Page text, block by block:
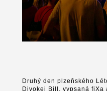
Druhý den plzeňského
Divokej Bill, vypsaná fiXa